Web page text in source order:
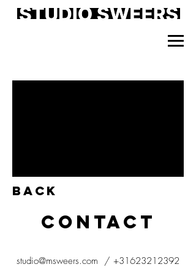
BACK
CONTACT
studio@msweers.com / +31623212392